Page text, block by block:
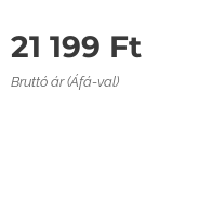
21 199 Ft
Bruttó ár (Áfá-val)